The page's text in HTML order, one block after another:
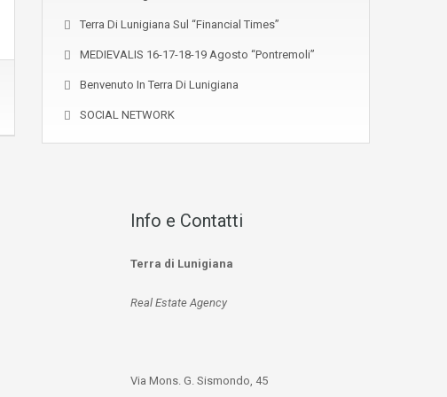
Terra Di Lunigiana Sul “Financial Times”
MEDIEVALIS 16-17-18-19 Agosto “Pontremoli”
Benvenuto In Terra Di Lunigiana
SOCIAL NETWORK
Info e Contatti
Terra di Lunigiana
Real Estate Agency
Via Mons. G. Sismondo, 45